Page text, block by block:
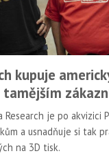
kupuje
Research je po akvizici
a usnadňuje si tak
na 3D tisk.